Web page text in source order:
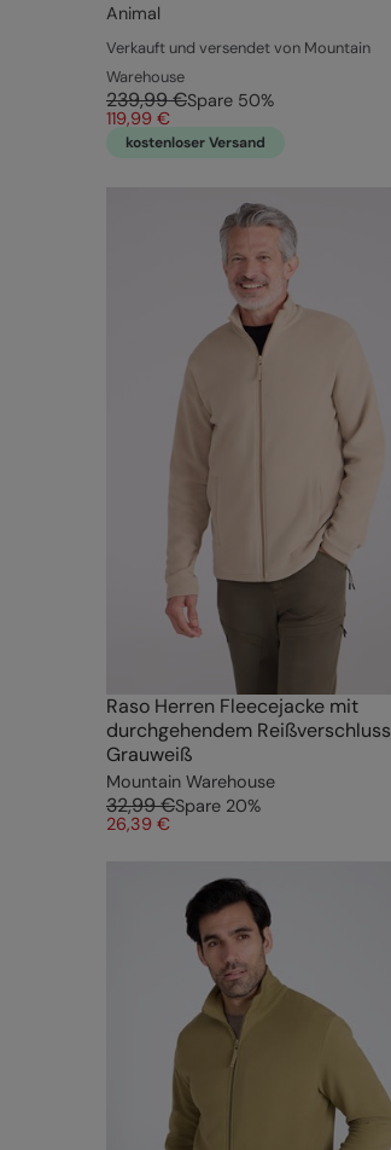
Animal
Verkauft und versendet von Mountain
Warehouse
239,99 €Spare 50%
119,99 €
kostenloser Versand
Raso Herren Fleecejacke mit
durchgehendem Reißverschluss
Grauweiß
Mountain Warehouse
32,99 €Spare 20%
26,39 €